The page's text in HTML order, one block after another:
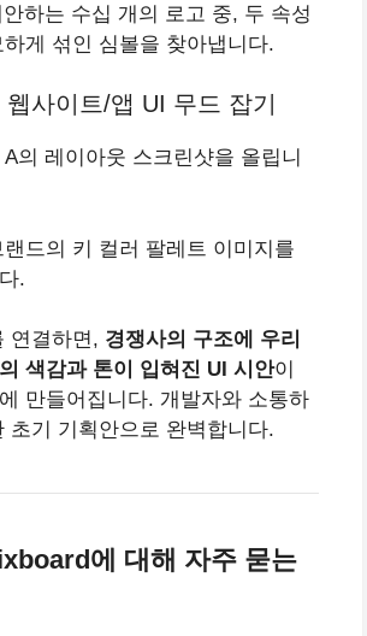
하는 수십 개의 로고 중, 두 속성
하게 섞인 심볼을 찾아냅니다.
사이트/앱 UI 무드 잡기
의 레이아웃 스크린샷을 올립니
랜드의 키 컬러 팔레트 이미지를
.
연결하면, 경쟁사의 구조에 우리
색감과 톤이 입혀진 UI 시안이
만들어집니다. 개발자와 소통하
초기 기획안으로 완벽합니다.
에 대해 자주 묻는